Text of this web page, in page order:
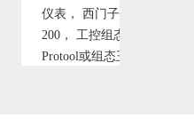
控制器S7-
或
在生产塑料